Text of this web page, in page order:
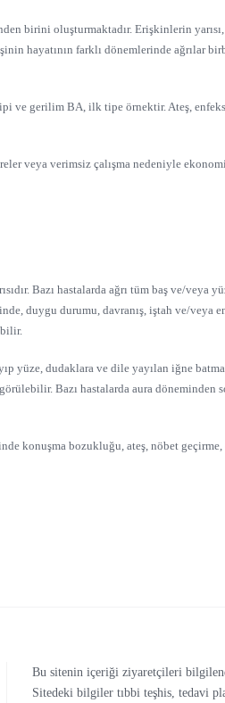
birini oluşturmaktadır. Erişkinlerin
hayatının farklı dönemlerinde ağrılar
ve gerilim BA, ilk tipe örnektir. Ateş,
veya verimsiz çalışma nedeniyle
Bazı hastalarda ağrı tüm baş ve/veya
duygu durumu, davranış, iştah ve/veya
yüze, dudaklara ve dile yayılan iğne
Bazı hastalarda aura döneminden
konuşma bozukluğu, ateş, nöbet geçirme,
Bu sitenin içeriği ziyaretçileri
Sitedeki bilgiler tıbbi teşhis, tedavi